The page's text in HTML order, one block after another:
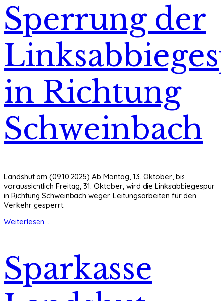
Sperrung der
in Richtung
Schweinbach
Landshut pm (09.10.2025) Ab Montag, 13. Oktober, bis
voraussichtlich Freitag, 31. Oktober, wird die Linksabbiegespur
in Richtung Schweinbach wegen Leitungsarbeiten für den
Verkehr gesperrt.
Weiterlesen ...
Sparkasse